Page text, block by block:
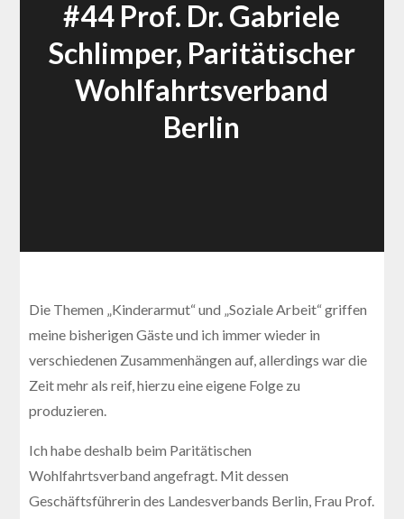
#44 Prof. Dr. Gabriele
Schlimper, Paritätischer
Wohlfahrtsverband
Berlin
Die Themen „Kinderarmut“ und „Soziale Arbeit“ griffen
meine bisherigen Gäste und ich immer wieder in
verschiedenen Zusammenhängen auf, allerdings war die
Zeit mehr als reif, hierzu eine eigene Folge zu
produzieren.
Ich habe deshalb beim Paritätischen
Wohlfahrtsverband angefragt. Mit dessen
Geschäftsführerin des Landesverbands Berlin, Frau Prof.